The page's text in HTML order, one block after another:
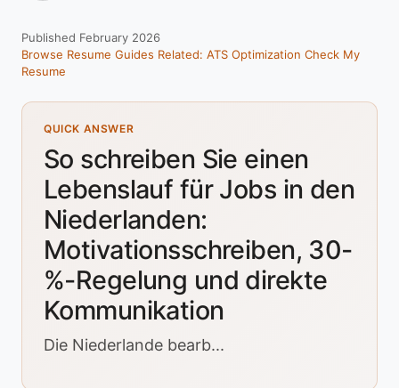
Published February 2026
Browse Resume Guides Related: ATS Optimization Check My
Resume
QUICK ANSWER
So schreiben Sie einen
Lebenslauf für Jobs in den
Niederlanden:
Motivationsschreiben, 30-
%-Regelung und direkte
Kommunikation
Die Niederlande bearb...